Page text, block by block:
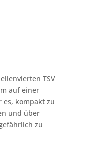
TSV
auf einer
es, kompakt zu
und über
zu